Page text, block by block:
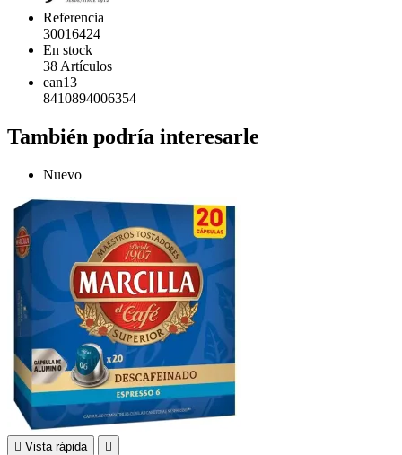
Referencia
30016424
En stock
38 Artículos
ean13
8410894006354
También podría interesarle
Nuevo
 Vista rápida 